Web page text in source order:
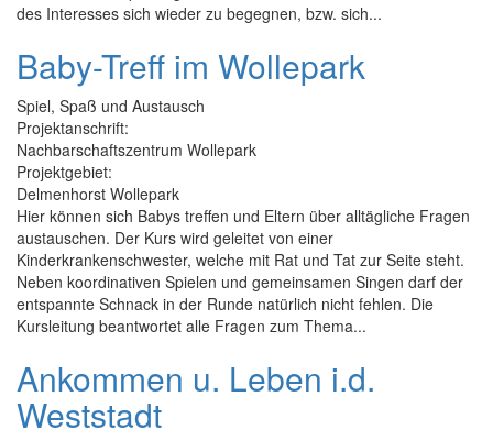
des Interesses sich wieder zu begegnen, bzw. sich...
Baby-Treff im Wollepark
Spiel, Spaß und Austausch
Projektanschrift:
Nachbarschaftszentrum Wollepark
Projektgebiet:
Delmenhorst Wollepark
Hier können sich Babys treffen und Eltern über alltägliche Fragen
austauschen. Der Kurs wird geleitet von einer
Kinderkrankenschwester, welche mit Rat und Tat zur Seite steht.
Neben koordinativen Spielen und gemeinsamen Singen darf der
entspannte Schnack in der Runde natürlich nicht fehlen. Die
Kursleitung beantwortet alle Fragen zum Thema...
Ankommen u. Leben i.d.
Weststadt